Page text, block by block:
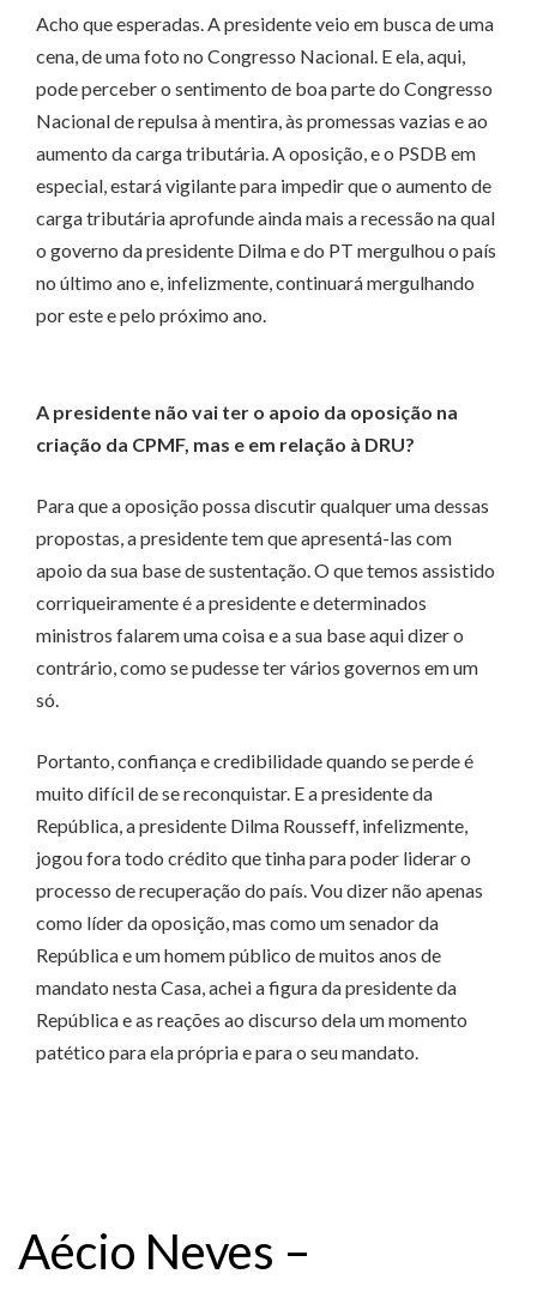
Acho que esperadas. A presidente veio em busca de uma
cena, de uma foto no Congresso Nacional. E ela, aqui,
pode perceber o sentimento de boa parte do Congresso
Nacional de repulsa à mentira, às promessas vazias e ao
aumento da carga tributária. A oposição, e o PSDB em
especial, estará vigilante para impedir que o aumento de
carga tributária aprofunde ainda mais a recessão na qual
o governo da presidente Dilma e do PT mergulhou o país
no último ano e, infelizmente, continuará mergulhando
por este e pelo próximo ano.
A presidente não vai ter o apoio da oposição na
criação da CPMF, mas e em relação à DRU?
Para que a oposição possa discutir qualquer uma dessas
propostas, a presidente tem que apresentá-las com
apoio da sua base de sustentação. O que temos assistido
corriqueiramente é a presidente e determinados
ministros falarem uma coisa e a sua base aqui dizer o
contrário, como se pudesse ter vários governos em um
só.
Portanto, confiança e credibilidade quando se perde é
muito difícil de se reconquistar. E a presidente da
República, a presidente Dilma Rousseff, infelizmente,
jogou fora todo crédito que tinha para poder liderar o
processo de recuperação do país. Vou dizer não apenas
como líder da oposição, mas como um senador da
República e um homem público de muitos anos de
mandato nesta Casa, achei a figura da presidente da
República e as reações ao discurso dela um momento
patético para ela própria e para o seu mandato.
Aécio Neves –